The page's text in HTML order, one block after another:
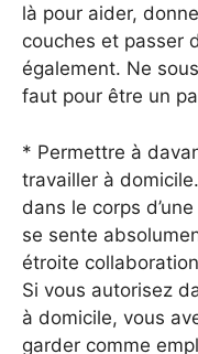
là pour aider,
couches et passer
également. Ne
faut pour être un
* Permettre à
travailler à
dans le corps
se sente
étroite
Si vous autorisez
à domicile, vous
garder comme